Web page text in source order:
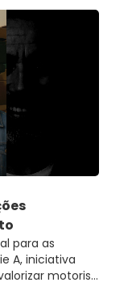
para as
A, iniciativa
motoris...